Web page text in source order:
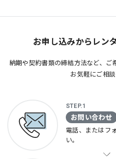
お申し込みからレン
納期や契約書類の締結方法など、ご
お気軽にご相談
STEP.1
お問い合わせ
電話、またはフ
い。